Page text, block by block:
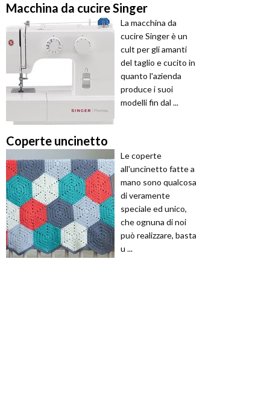
Macchina da cucire Singer
La macchina da
cucire Singer è un
cult per gli amanti
del taglio e cucito in
quanto l'azienda
produce i suoi
modelli fin dal ...
Coperte uncinetto
Le coperte
all'uncinetto fatte a
mano sono qualcosa
di veramente
speciale ed unico,
che ognuna di noi
può realizzare, basta
u ...